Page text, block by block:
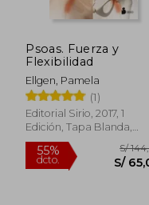
Psoas. Fuerza y
Flexibilidad
Ellgen, Pamela
(1)
Editorial Sirio, 2017, 1
Edición, Tapa Blanda,
Nuevo